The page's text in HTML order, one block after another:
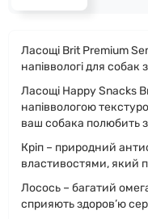
Ласощі Brit Premium
напіввологі для cобак
Ласощі Happy Snacks
напіввологою
ваш собака полюбить
Кріп – природний
властивостями, який
Лосось – багатий
сприяють здоров’ю